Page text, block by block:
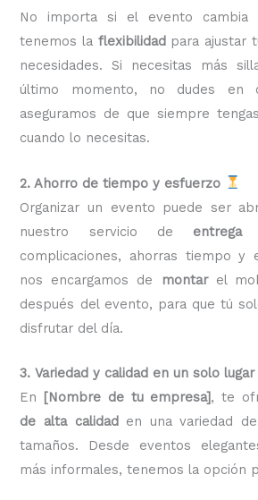
No importa si el evento cambia
tenemos la flexibilidadpara ajustar
necesidades. Si necesitas más
último momento, no dudes en
aseguramos de que siempre
cuando lo necesitas.
2. Ahorro de tiempo y esfuerzo
Organizar un evento puede ser
nuestro servicio de
complicaciones, ahorras tiempo y
nos encargamos de
montarel
después del evento, para que tú
disfrutar del día.
3. Variedad y calidad en un solo lugar
En [Nombre de tu empresa], te
de alta calidaden una variedad
tamaños. Desde eventos
más informales, tenemos la opción